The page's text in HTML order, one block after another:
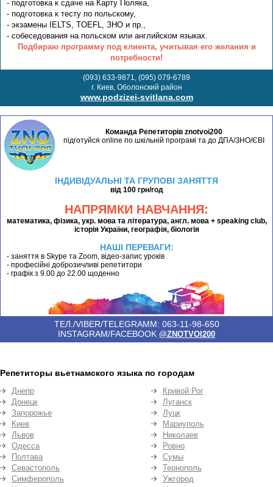
- подготовка к сдаче на Карту Поляка,
- подготовка к тесту по польскому,
- экзамены IELTS, TOEFL, ЗНО и пр.,
- собеседования на польском или английском языках.
Подбираю программу под клиента, учитывая его желания и
потребности!
(093) 633-9871, (095) 079-6789
г. Киев, Оболонский район
www.podzizei-svitlana.com
Команда Репетиторів znotvoi200
підготуйся online по шкільній програмі та до ДПА/ЗНО/ЄВІ
ІНДИВІДУАЛЬНІ ТА ГРУПОВІ ЗАНЯТТЯ
від 100 грн/год
НАПРЯМКИ НАВЧАННЯ:
математика, фізика, укр. мова та література, англ. мова + speaking club,
історія України, географія, біологія
НАШІ ПЕРЕВАГИ:
- заняття в Skype та Zoom, відео-запис уроків
- професійні доброзичливі репетитори
- графік з 9.00 до 22.00 щоденно
ТЕЛ./VIBER/TELEGRAMM: 063-11-98-650
INSTAGRAM/FACEBOOK @ZNOTVOI200
Репетиторы вьетнамского языка по городам
Днепр
Донецк
Запорожье
Киев
Львов
Одесса
Полтава
Севастополь
Симферополь
Кривой Рог
Луганск
Луцк
Мариуполь
Николаев
Ровно
Сумы
Тернополь
Ужгород